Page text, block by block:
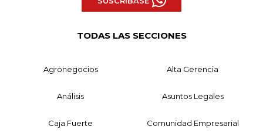
TODAS LAS SECCIONES
Agronegocios Alta Gerencia
Análisis Asuntos Legales
Caja Fuerte Comunidad Empresarial